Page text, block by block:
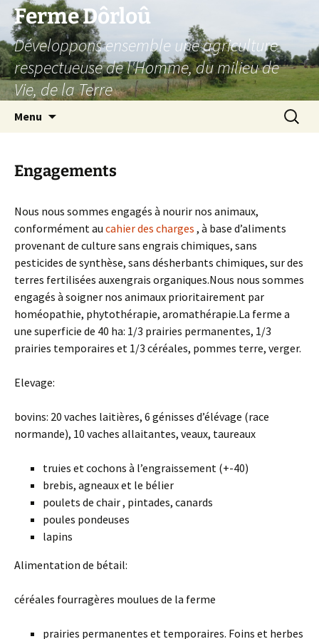
Aller
contenu
Ferme Dôrloû
Développons ensemble une agriculture
respectueuse de l'Homme, du milieu de
Vie, de la Terre
Menu
Engagements
Nous nous sommes engagés à nourir nos animaux,
conformément au cahier des charges , à base d’aliments
provenant de culture sans engrais chimiques, sans
pesticides de synthèse, sans désherbants chimiques, sur des
terres fertilisées auxengrais organiques.Nous nous sommes
engagés à soigner nos animaux prioritairement par
homéopathie, phytothérapie, aromathérapie.La ferme a
une superficie de 40 ha: 1/3 prairies permanentes, 1/3
prairies temporaires et 1/3 céréales, pommes terre, verger.
Elevage:
bovins: 20 vaches laitières, 6 génisses d’élévage (race
normande), 10 vaches allaitantes, veaux, taureaux
truies et cochons à l’engraissement (+-40)
brebis, agneaux et le bélier
poulets de chair , pintades, canards
poules pondeuses
lapins
Alimentation de bétail:
céréales fourragères moulues de la ferme
prairies permanentes et temporaires. Foins et herbes